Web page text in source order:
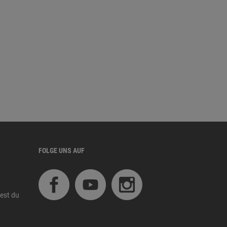
du
FOLGE UNS AUF